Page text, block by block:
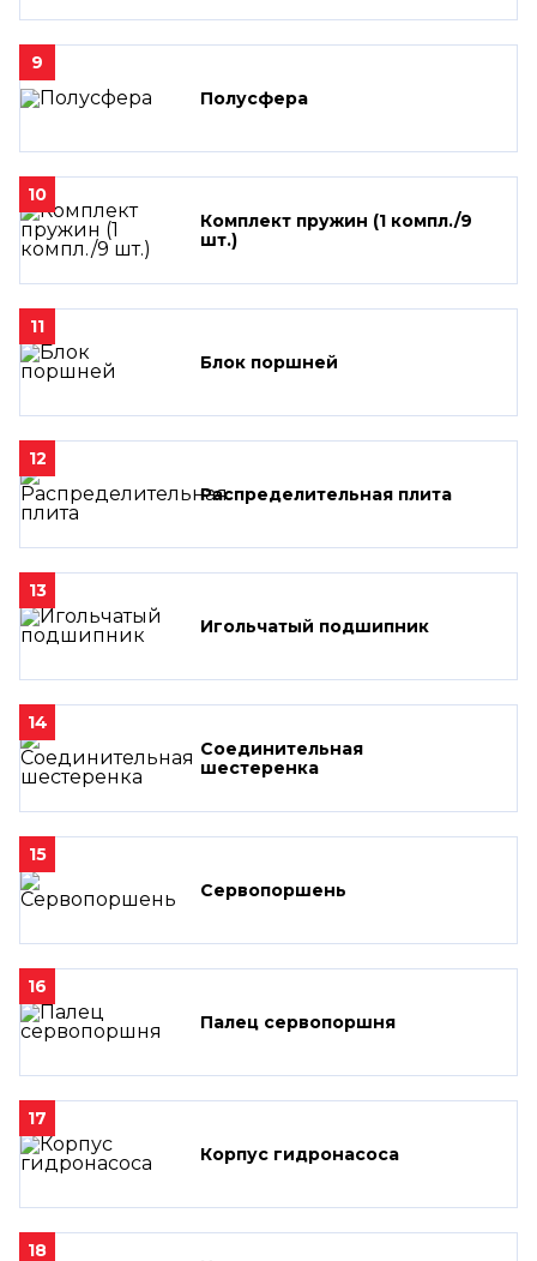
9
Полусфера
10
Комплект пружин (1 компл./9
шт.)
11
Блок поршней
12
Распределительная плита
13
Игольчатый подшипник
14
Соединительная
шестеренка
15
Сервопоршень
16
Палец сервопоршня
17
Корпус гидронасоса
18